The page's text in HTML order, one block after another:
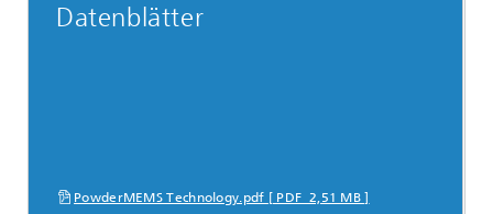
Datenblätter
PowderMEMS Technology.pdf [ PDF 2,51 MB ]